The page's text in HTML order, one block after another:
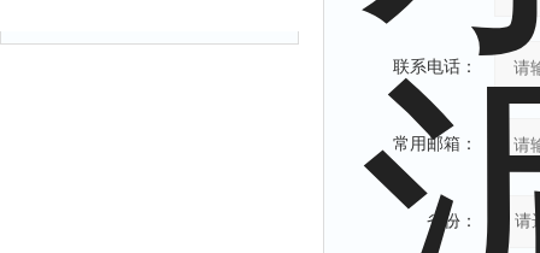
联系电话：
常用邮箱：
省份：